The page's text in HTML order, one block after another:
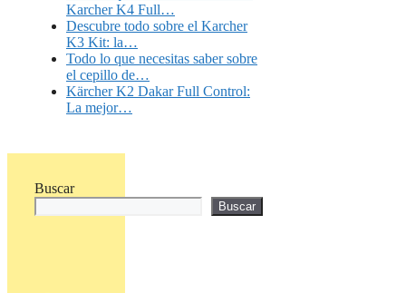
Karcher K4 Full…
Descubre todo sobre el Karcher
K3 Kit: la…
Todo lo que necesitas saber sobre
el cepillo de…
Kärcher K2 Dakar Full Control:
La mejor…
Buscar
Buscar